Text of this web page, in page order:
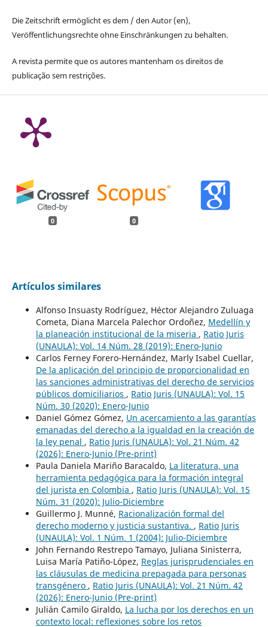
Die Zeitschrift ermöglicht es dem / den Autor (en),
Veröffentlichungsrechte ohne Einschränkungen zu behalten.
A revista permite que os autores mantenham os direitos de
publicação sem restrições.
0 0
Artículos similares
Alfonso Insuasty Rodríguez, Héctor Alejandro Zuluaga
Cometa, Diana Marcela Palechor Ordoñez, Medellín y
la planeación institucional de la miseria , Ratio Juris
(UNAULA): Vol. 14 Núm. 28 (2019): Enero-Junio
Carlos Ferney Forero-Hernández, Marly Isabel Cuellar,
De la aplicación del principio de proporcionalidad en
las sanciones administrativas del derecho de servicios
públicos domiciliarios , Ratio Juris (UNAULA): Vol. 15
Núm. 30 (2020): Enero-Junio
Daniel Gómez Gómez, Un acercamiento a las garantías
emanadas del derecho a la igualdad en la creación de
la ley penal , Ratio Juris (UNAULA): Vol. 21 Núm. 42
(2026): Enero-Junio (Pre-print)
Paula Daniela Mariño Baracaldo, La literatura, una
herramienta pedagógica para la formación integral
del jurista en Colombia , Ratio Juris (UNAULA): Vol. 15
Núm. 31 (2020): Julio-Diciembre
Guillermo J. Munné, Racionalización formal del
derecho moderno y justicia sustantiva. , Ratio Juris
(UNAULA): Vol. 1 Núm. 1 (2004): Julio-Diciembre
John Fernando Restrepo Tamayo, Juliana Sinisterra,
Luisa María Patiño-López, Reglas jurisprudenciales en
las cláusulas de medicina prepagada para personas
transgénero , Ratio Juris (UNAULA): Vol. 21 Núm. 42
(2026): Enero-Junio (Pre-print)
Julián Camilo Giraldo, La lucha por los derechos en un
contexto local: reflexiones sobre los retos